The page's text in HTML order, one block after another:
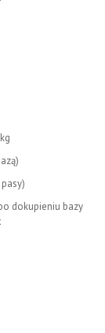
dokupieniu bazy